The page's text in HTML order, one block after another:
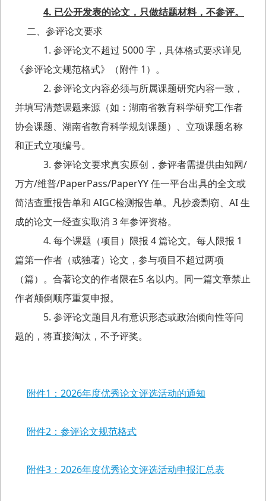
4. 已公开发表的论文，只做结题材料，不参评。
二、参评论文要求
1. 参评论文不超过 5000 字，具体格式要求详见
《参评论文规范格式》（附件 1）。
2. 参评论文内容必须与所属课题研究内容一致，
并填写清楚课题来源（如：湖南省教育科学研究工作者
协会课题、湖南省教育科学规划课题）、立项课题名称
和正式立项编号。
3. 参评论文要求真实原创，参评者需提供由知网/
万方/维普/PaperPass/PaperYY 任一平台出具的全文或
简洁查重报告单和 AIGC检测报告单。凡抄袭剽窃、AI 生
成的论文一经查实取消 3 年参评资格。
4. 每个课题（项目）限报 4 篇论文。每人限报 1
篇第一作者（或独著）论文，参与项目不超过两项
（篇）。合著论文的作者限在5 名以内。同一篇文章禁止
作者颠倒顺序重复申报。
5. 参评论文题目凡有意识形态或政治倾向性等问
题的，将直接淘汰，不予评奖。
附件1：2026年度优秀论文评选活动的通知
附件2：参评论文规范格式
附件3：2026年度优秀论文评选活动申报汇总表